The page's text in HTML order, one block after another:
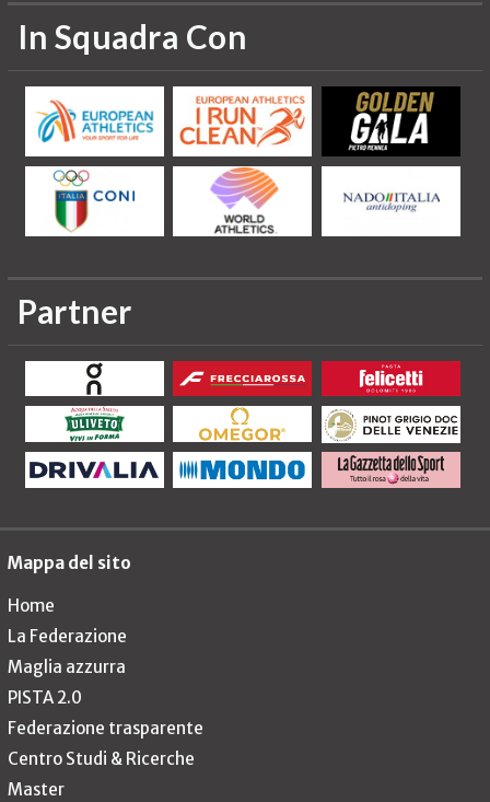
In Squadra Con
Partner
Mappa del sito
Home
La Federazione
Maglia azzurra
PISTA 2.0
Federazione trasparente
Centro Studi & Ricerche
Master